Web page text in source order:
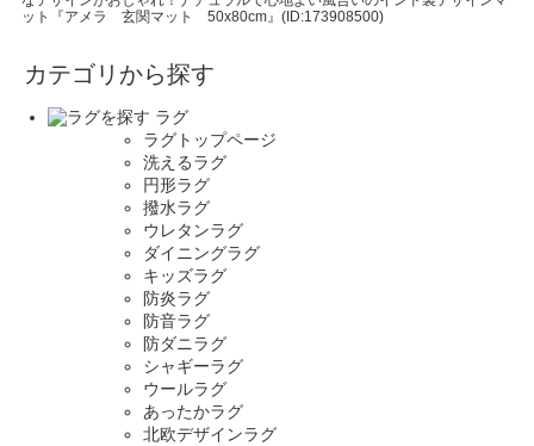
ット『アメラ 玄関マット 50x80cm』(ID:173908500)
カテゴリから探す
ラグ
ラグトップページ
洗えるラグ
円形ラグ
撥水ラグ
ウレタンラグ
ダイニングラグ
キッズラグ
防炎ラグ
防音ラグ
防ダニラグ
シャギーラグ
ウールラグ
あったかラグ
北欧デザインラグ